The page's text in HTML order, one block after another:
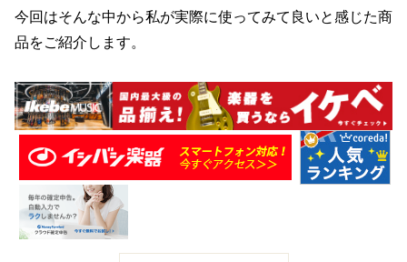
今回はそんな中から私が実際に使ってみて良いと感じた商
品をご紹介します。